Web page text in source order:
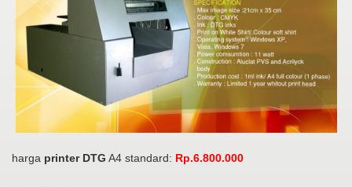
harga printer DTG A4 standard: Rp.6.800.000